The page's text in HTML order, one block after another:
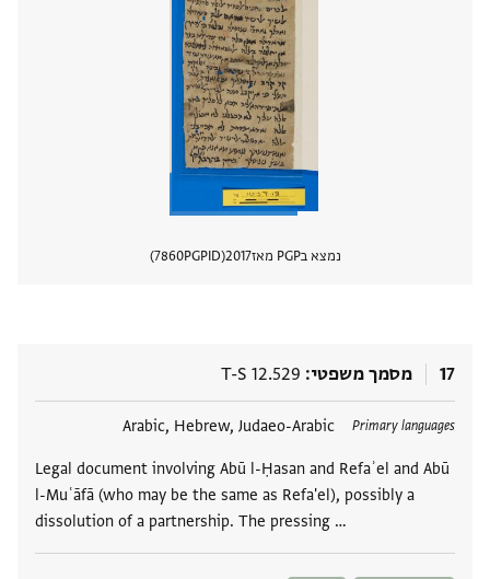
נמצא בPGP מאז 2017
PGPID
7860
17 מסמך משפטי T-S 12.529
Primary languages
Arabic, Hebrew, Judaeo-Arabic
Legal document involving Abū l-Ḥasan and Refaʾel and Abū
l-Muʿāfā (who may be the same as Refa'el), possibly a
dissolution of a partnership. The pressing …
תגים